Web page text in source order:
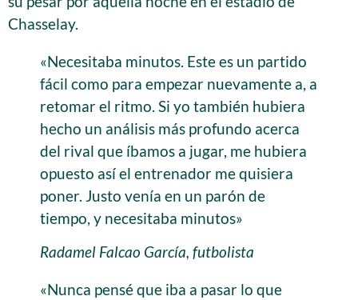
Chasselay.
«Necesitaba minutos. Este es un partido
fácil como para empezar nuevamente a, a
retomar el ritmo. Si yo también hubiera
hecho un análisis más profundo acerca
del rival que íbamos a jugar, me hubiera
opuesto así el entrenador me quisiera
poner. Justo venía en un parón de
tiempo, y necesitaba minutos»
Radamel Falcao García, futbolista
«Nunca pensé que iba a pasar lo que